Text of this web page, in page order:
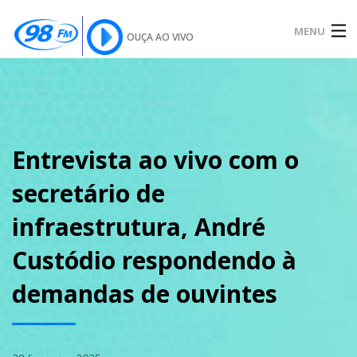
OUÇA AO VIVO MENU
SOBRE
PODCAST
Entrevista ao vivo com o
secretário de
infraestrutura, André
Custódio respondendo à
demandas de ouvintes